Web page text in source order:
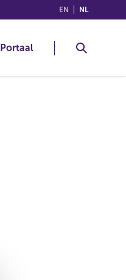
EN (ENGLISH)
NL
Portaal